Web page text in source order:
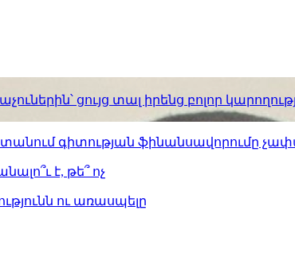
ցույց տալ իրենց բոլոր
գիտության ֆինանսավորումը
է, թե՞ ոչ
ու առասպելը